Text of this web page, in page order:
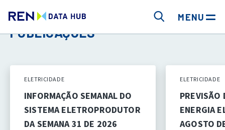
MENU
PUBLICAÇÕES
ELETRICIDADE
INFORMAÇÃO SEMANAL DO
SISTEMA ELETROPRODUTOR
DA SEMANA 31 DE 2026
ELETRICIDADE
PREVISÃO
ENERGIA
AGOSTO